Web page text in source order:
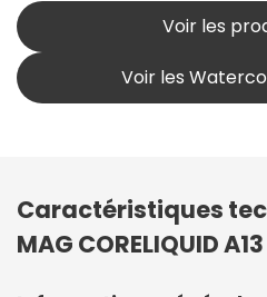
Voir les
Voir les
Caractéristiques
MAG CORELIQUID